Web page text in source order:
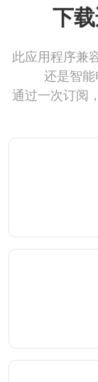
下
此应用程序兼
还是智能
通过一次订阅